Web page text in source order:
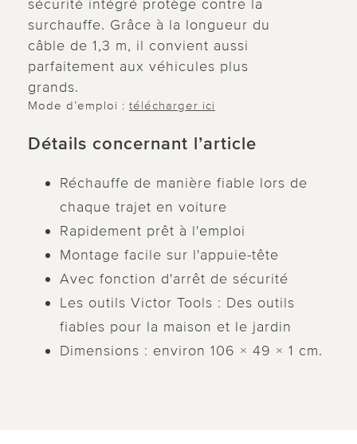
sécurité intégré protège contre la
surchauffe. Grâce à la longueur du
câble de 1,3 m, il convient aussi
parfaitement aux véhicules plus
grands.
Mode d’emploi : télécharger ici
Détails concernant l’article
Réchauffe de manière fiable lors de
chaque trajet en voiture
Rapidement prêt à l'emploi
Montage facile sur l'appuie-tête
Avec fonction d'arrêt de sécurité
Les outils Victor Tools : Des outils
fiables pour la maison et le jardin
Dimensions : environ 106 × 49 × 1 cm.